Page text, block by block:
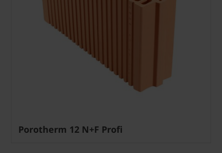
Porotherm 12 N+F Profi